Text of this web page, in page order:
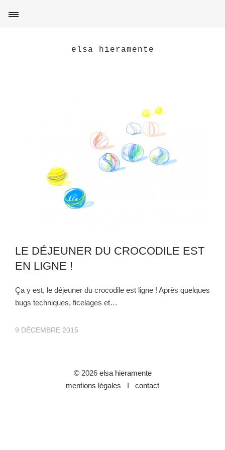
elsa hieramente
LE DÉJEUNER DU CROCODILE EST
EN LIGNE !
Ça y est, le déjeuner du crocodile est ligne ! Après quelques
bugs techniques, ficelages et…
9 DÉCEMBRE 2015
© 2026 elsa hieramente
mentions légales I
contact